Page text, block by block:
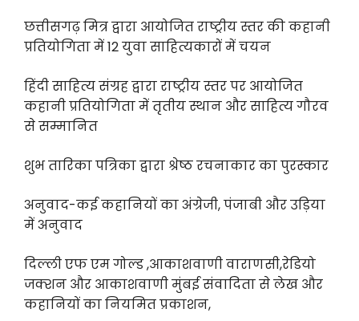
छत्तीसगढ़ मित्र द्वारा आयोजित राष्ट्रीय स्तर की कहानी
प्रतियोगिता में 12 युवा साहित्यकारों में चयन
हिंदी साहित्य संग्रह द्वारा राष्ट्रीय स्तर पर आयोजित
कहानी प्रतियोगिता में तृतीय स्थान और साहित्य गौरव
से सम्मानित
शुभ तारिका पत्रिका द्वारा श्रेष्ठ रचनाकार का पुरस्कार
अनुवाद-कई कहानियों का अंग्रेजी, पंजाबी और उड़िया
में अनुवाद
दिल्ली एफ एम गोल्ड ,आकाशवाणी वाराणसी,रेडियो
जक्शन और आकाशवाणी मुंबई संवादिता से लेख और
कहानियों का नियमित प्रकाशन,